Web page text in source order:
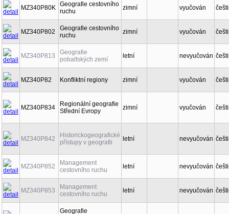
MZ340P80K Geografie cestovního
ruchu
zimní vyučován
MZ340P802
Geografie cestovního
ruchu
zimní vyučován
MZ340P813
Geografie
pobaltských zemí
letní nevyučován
MZ340P82 Konfliktní regiony zimní vyučován
MZ340P834
Regionální geografie
Střední Evropy
zimní vyučován
MZ340P842
Historickogeografické
přístupy v geografii
letní nevyučován
MZ340P852
Management
cestovního ruchu
letní nevyučován
MZ340P853
Management
cestovního ruchu
letní nevyučován
Geografie